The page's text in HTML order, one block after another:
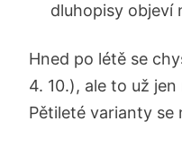
dluhopisy objeví
Hned po létě se
4. 10.), ale to už
Pětileté varianty se